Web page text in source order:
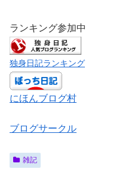
ランキング参加中
独身日記ランキング
にほんブログ村
ブログサークル
雑記